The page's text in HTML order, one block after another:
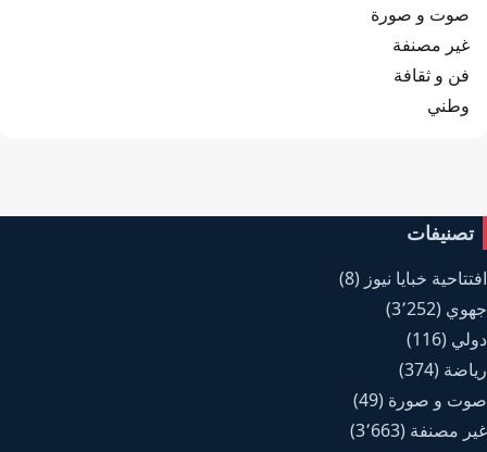
صوت و صورة
غير مصنفة
فن و ثقافة
وطني
تصنيفات
افتتاحية خبايا نيوز (8)
جهوي (3٬252)
دولي (116)
رياضة (374)
صوت و صورة (49)
غير مصنفة (3٬663)